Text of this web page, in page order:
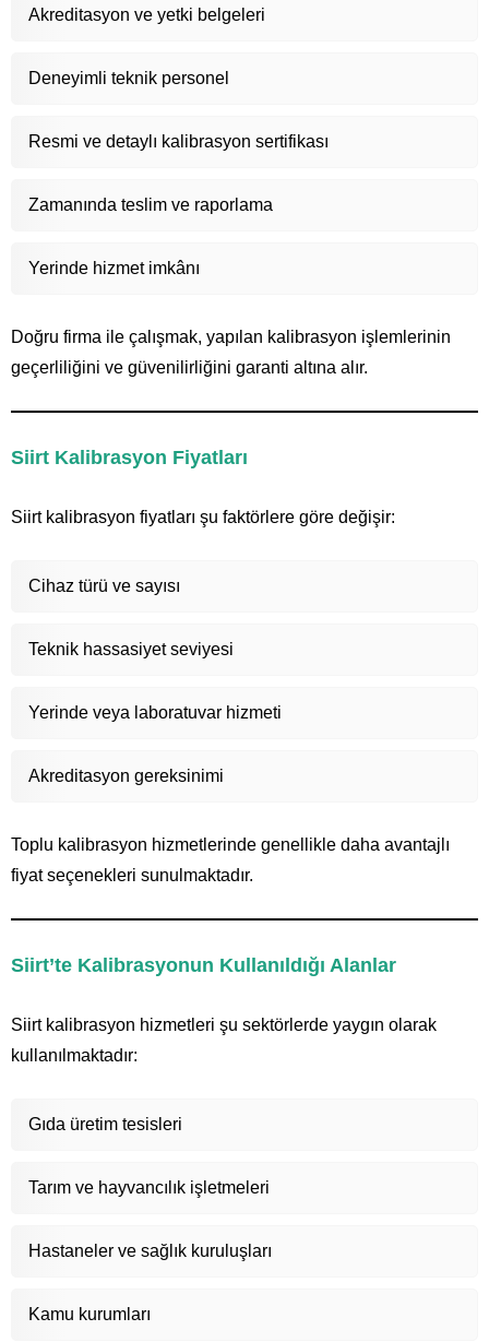
Akreditasyon ve yetki belgeleri
Deneyimli teknik personel
Resmi ve detaylı kalibrasyon sertifikası
Zamanında teslim ve raporlama
Yerinde hizmet imkânı
Doğru firma ile çalışmak, yapılan kalibrasyon işlemlerinin
geçerliliğini ve güvenilirliğini garanti altına alır.
Siirt Kalibrasyon Fiyatları
Siirt kalibrasyon fiyatları şu faktörlere göre değişir:
Cihaz türü ve sayısı
Teknik hassasiyet seviyesi
Yerinde veya laboratuvar hizmeti
Akreditasyon gereksinimi
Toplu kalibrasyon hizmetlerinde genellikle daha avantajlı
fiyat seçenekleri sunulmaktadır.
Siirt’te Kalibrasyonun Kullanıldığı Alanlar
Siirt kalibrasyon hizmetleri şu sektörlerde yaygın olarak
kullanılmaktadır:
Gıda üretim tesisleri
Tarım ve hayvancılık işletmeleri
Hastaneler ve sağlık kuruluşları
Kamu kurumları